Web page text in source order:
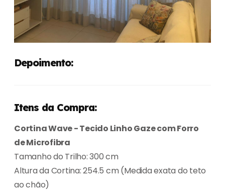
Depoimento:
Itens da Compra:
Cortina Wave - Tecido Linho Gaze com Forro
de Microfibra
Tamanho do Trilho: 300 cm
Altura da Cortina: 254.5 cm (Medida exata do teto
ao chão)